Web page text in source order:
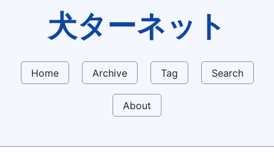
犬ターネット
Home Archive Tag Search
About